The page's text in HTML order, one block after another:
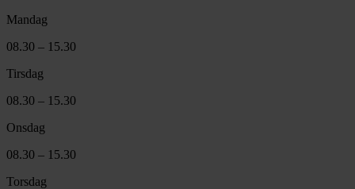
Mandag
08.30 – 15.30
Tirsdag
08.30 – 15.30
Onsdag
08.30 – 15.30
Torsdag